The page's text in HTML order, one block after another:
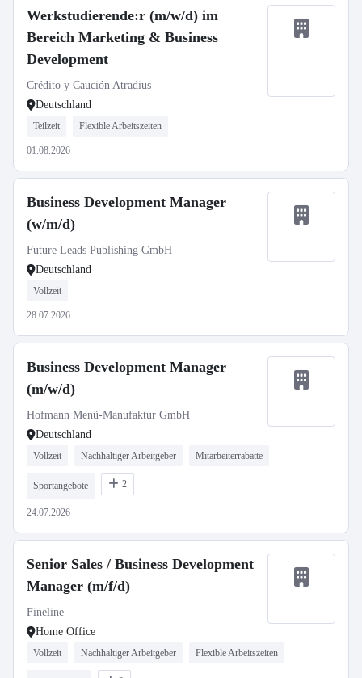
Werkstudierende:r (m/w/d) im
Bereich Marketing & Business
Development
Crédito y Caución Atradius
Deutschland
Teilzeit Flexible Arbeitszeiten
01.08.2026
Business Development Manager
(w/m/d)
Future Leads Publishing GmbH
Deutschland
Vollzeit
28.07.2026
Business Development Manager
(m/w/d)
Hofmann Menü-Manufaktur GmbH
Deutschland
Vollzeit Nachhaltiger Arbeitgeber Mitarbeiterrabatte
Sportangebote 2
24.07.2026
Senior Sales / Business Development
Manager (m/f/d)
Fineline
Home Office
Vollzeit Nachhaltiger Arbeitgeber Flexible Arbeitszeiten